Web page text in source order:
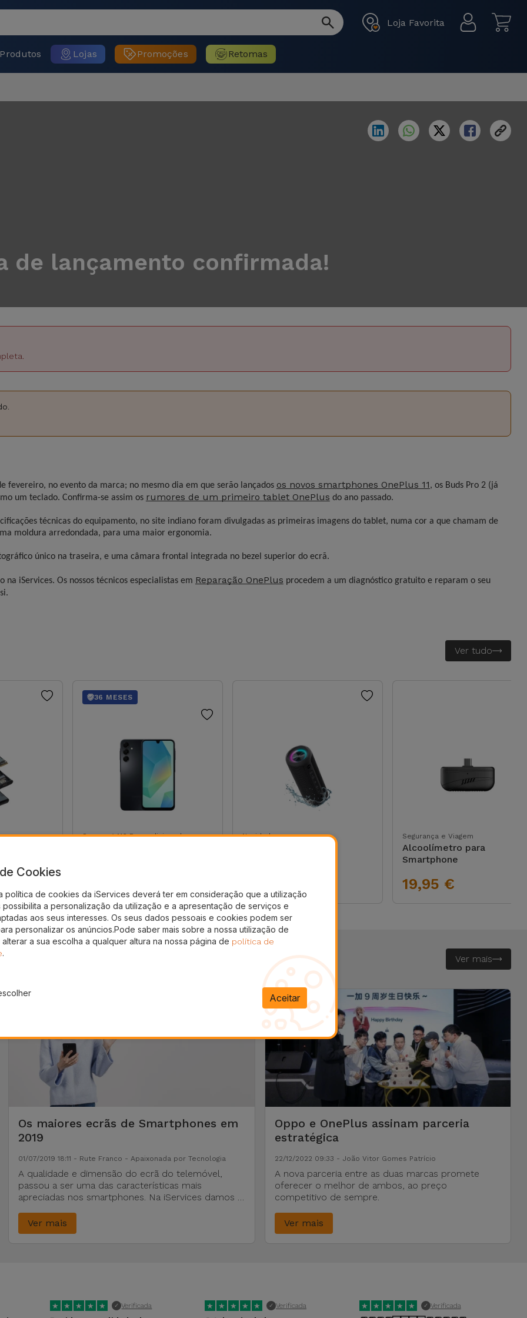
Loja Favorita
Produtos Lojas Promoções Retomas
de lançamento confirmada!
fevereiro, no evento da marca; no mesmo dia em que serão lançados os novos smartphones OnePlus 11, os Buds Pro 2 (já
um teclado. Confirma-se assim os rumores de um primeiro tablet OnePlus do ano passado.
técnicas do equipamento, no site indiano foram divulgadas as primeiras imagens do tablet, numa cor a que chamam de
moldura arredondada, para uma maior ergonomia.
único na traseira, e uma câmara frontal integrada no bezel superior do ecrã.
iServices. Os nossos técnicos especialistas em Reparação OnePlus procedem a um diagnóstico gratuito e reparam o seu
Ver tudo
36 MESES
Samsung A16 Recondicionado Novidades Segurança e Viagem
Alcoolímetro para
Smartphone
19,95 €
Ver mais
Os maiores ecrãs de Smartphones em
2019
01/07/2019 18:11 - Rute Franco - Apaixonada por Tecnologia
A qualidade e dimensão do ecrã do telemóvel,
passou a ser uma das características mais
apreciadas nos smartphones. Na iServices damos a
Ver mais
Oppo e OnePlus assinam parceria
estratégica
22/12/2022 09:33 - João Vitor Gomes Patrício
A nova parceria entre as duas marcas promete
oferecer o melhor de ambos, ao preço
competitivo de sempre.
Ver mais
★ ★ ★ ★ ★ ✓ Verificada ★ ★ ★ ★ ★ ✓ Verificada ★ ★ ★ ★ ★ ✓ Verificada
Cookies
política de cookies da iServices deverá ter em consideração que a utilização
a personalização da utilização e a apresentação de serviços e
aos seus interesses. Os seus dados pessoais e cookies podem ser
personalizar os anúncios.Pode saber mais sobre a nossa utilização de
a sua escolha a qualquer altura na nossa página de política de
.
Aceitar